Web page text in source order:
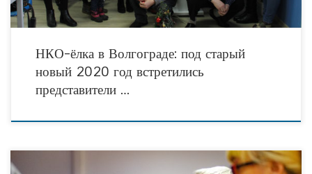
НКО-ёлка в Волгограде: под старый
новый 2020 год встретились
представители …